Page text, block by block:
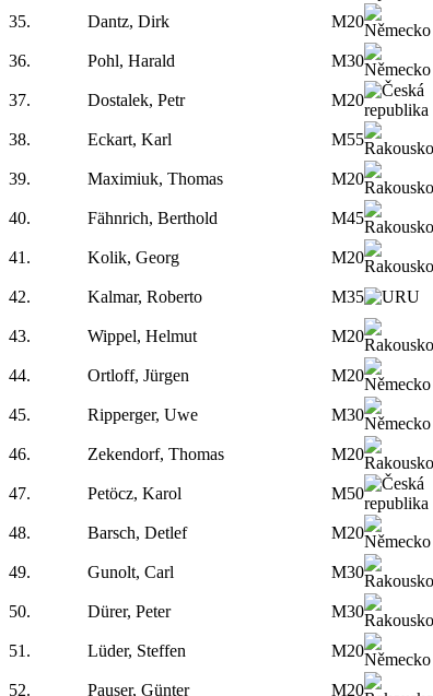
35.
Dantz, Dirk M20
36.
Pohl, Harald M30
37.
Dostalek, Petr M20
38.
Eckart, Karl M55
39.
Maximiuk, Thomas M20
40.
Fähnrich, Berthold M45
41.
Kolik, Georg M20
42.
Kalmar, Roberto M35
43.
Wippel, Helmut M20
44.
Ortloff, Jürgen M20
45.
Ripperger, Uwe M30
46.
Zekendorf, Thomas M20
47.
Petöcz, Karol M50
48.
Barsch, Detlef M20
49.
Gunolt, Carl M30
50.
Dürer, Peter M30
51.
Lüder, Steffen M20
52.
Pauser, Günter M20